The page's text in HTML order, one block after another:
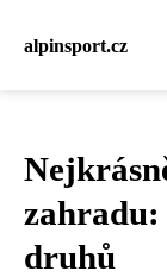
alpinsport.cz
zahradu:
druhů